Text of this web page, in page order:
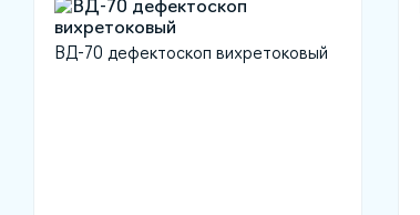
ВД-70 дефектоскоп вихретоковый